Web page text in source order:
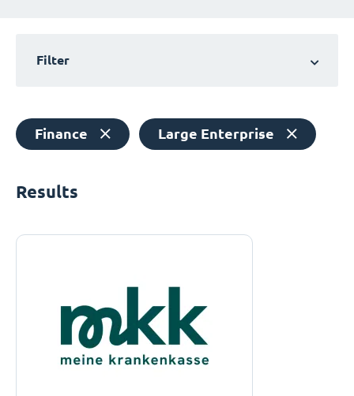
Filter
Finance Large Enterprise
Results